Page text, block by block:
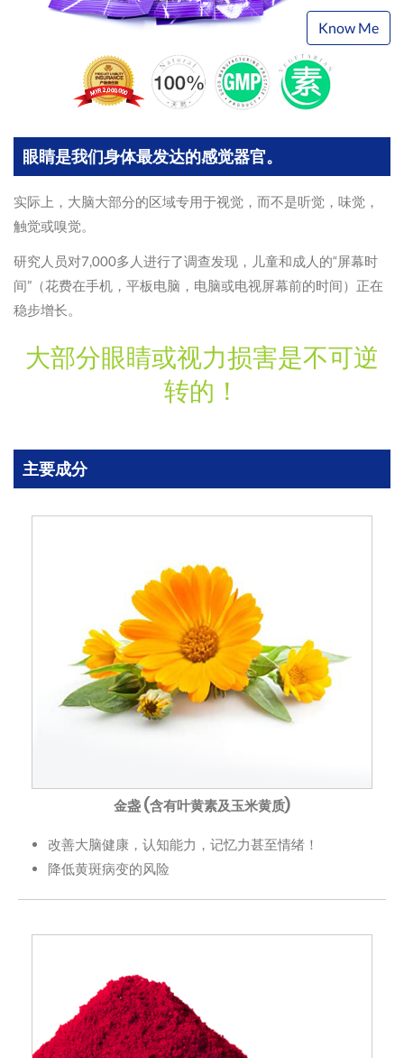
Know Me
眼睛是我们身体最发达的感觉器官。
实际上，大脑大部分的区域专用于视觉，而不是听觉，味觉，
触觉或嗅觉。
研究人员对7,000多人进行了调查发现，儿童和成人的“屏幕时
间”（花费在手机，平板电脑，电脑或电视屏幕前的时间）正在
稳步增长。
大部分眼睛或视力损害是不可逆
转的！
主要成分
金盏 (含有叶黄素及玉米黄质)
改善大脑健康，认知能力，记忆力甚至情绪！
降低黄斑病变的风险